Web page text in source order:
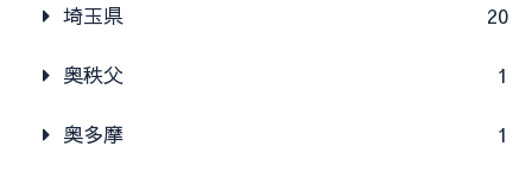
埼玉県 20
奥秩父 1
奥多摩 1